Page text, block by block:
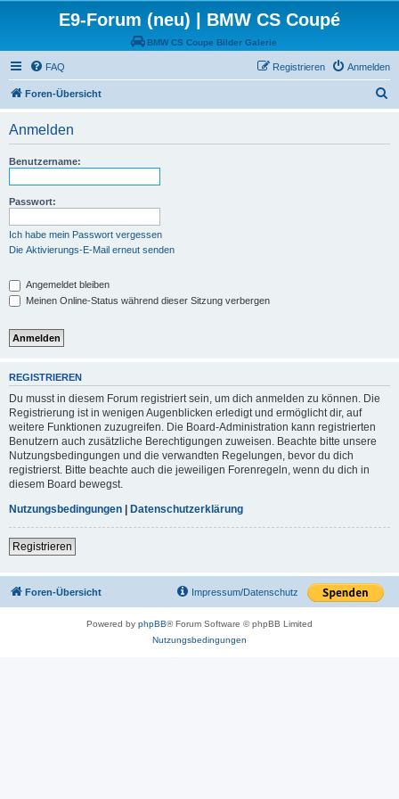
E9-Forum (neu) | BMW CS Coupé
BMW CS Coupe Bilder Galerie
FAQ Anmelden
Registrieren
Foren-Übersicht
Anmelden
Benutzername:
Passwort:
Ich habe mein Passwort vergessen
Die Aktivierungs-E-Mail erneut senden
Angemeldet bleiben
Meinen Online-Status während dieser Sitzung verbergen
REGISTRIEREN
Du musst in diesem Forum registriert sein, um dich anmelden zu können. Die
Registrierung ist in wenigen Augenblicken erledigt und ermöglicht dir, auf
weitere Funktionen zuzugreifen. Die Board-Administration kann registrierten
Benutzern auch zusätzliche Berechtigungen zuweisen. Beachte bitte unsere
Nutzungsbedingungen und die verwandten Regelungen, bevor du dich
registrierst. Bitte beachte auch die jeweiligen Forenregeln, wenn du dich in
diesem Board bewegst.
Nutzungsbedingungen | Datenschutzerklärung
Registrieren
Foren-Übersicht Impressum/Datenschutz
Powered by phpBB® Forum Software © phpBB Limited
Nutzungsbedingungen